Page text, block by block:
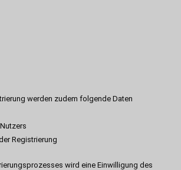
werden zudem folgende Daten
Registrierung
wird eine Einwilligung des